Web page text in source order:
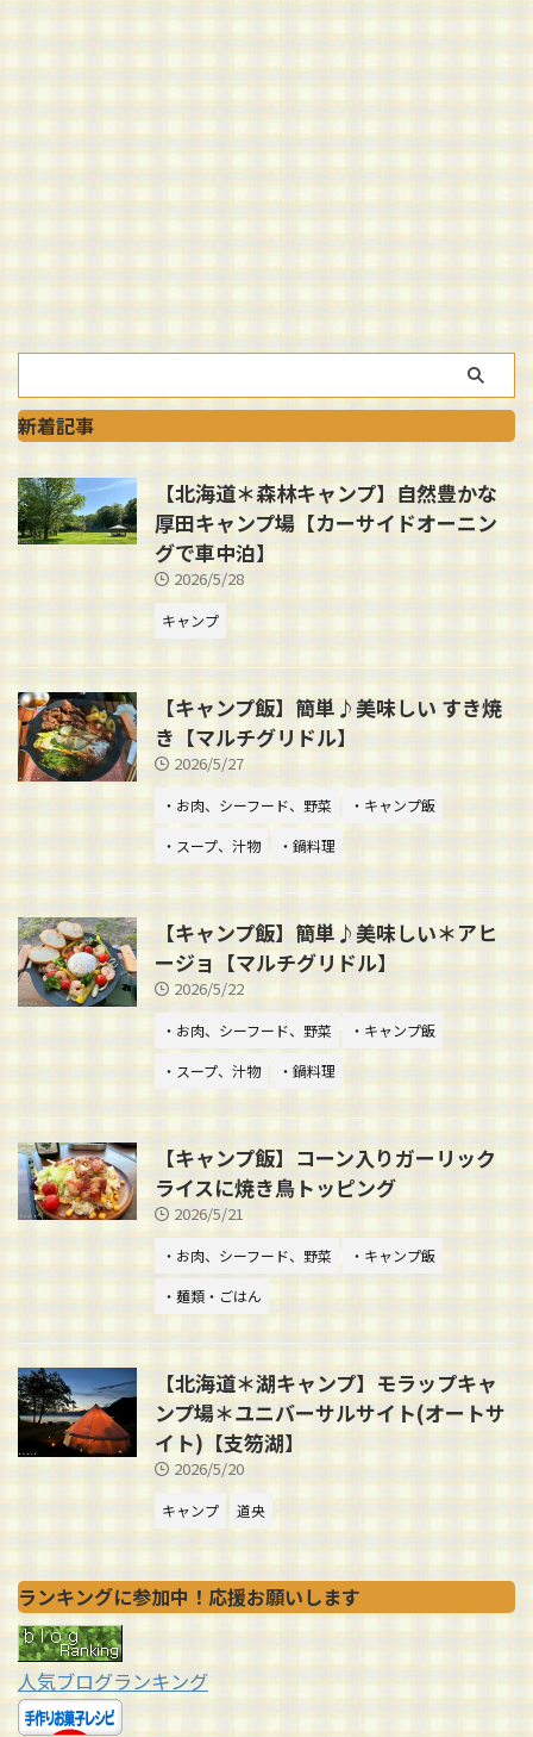
新着記事
【北海道＊森林キャンプ】自然豊かな
厚田キャンプ場【カーサイドオーニン
グで車中泊】
2026/5/28
キャンプ
【キャンプ飯】簡単♪美味しい すき焼
き【マルチグリドル】
2026/5/27
・お肉、シーフード、野菜
・キャンプ飯
・スープ、汁物
・鍋料理
【キャンプ飯】簡単♪美味しい＊アヒ
ージョ【マルチグリドル】
2026/5/22
・お肉、シーフード、野菜
・キャンプ飯
・スープ、汁物
・鍋料理
【キャンプ飯】コーン入りガーリック
ライスに焼き鳥トッピング
2026/5/21
・お肉、シーフード、野菜
・キャンプ飯
・麺類・ごはん
【北海道＊湖キャンプ】モラップキャ
ンプ場＊ユニバーサルサイト(オートサ
イト)【支笏湖】
2026/5/20
キャンプ 道央
ランキングに参加中！応援お願いします
人気ブログランキング